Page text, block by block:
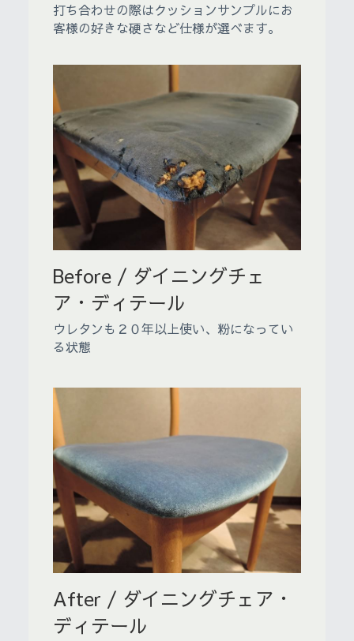
打ち合わせの際はクッションサンプルにお
客様の好きな硬さなど仕様が選べます。
Before / ダイニングチェ
ア・ディテール
ウレタンも２０年以上使い、粉になってい
る状態
After / ダイニングチェア・
ディテール